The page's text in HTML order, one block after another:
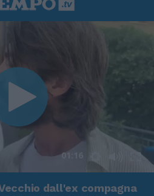
01:16
dall'ex compagna